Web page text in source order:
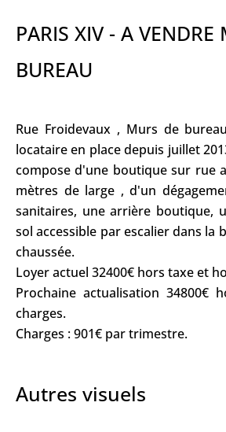
PARIS XIV - A VENDRE
BUREAU
Rue Froidevaux , Murs de
locataire en place depuis juillet
compose d'une boutique sur rue
mètres de large , d'un
sanitaires, une arrière boutique,
sol accessible par escalier dans la
chaussée.
Loyer actuel 32400€ hors taxe et
Prochaine actualisation 34800€
charges.
Charges : 901€ par trimestre.
Autres visuels